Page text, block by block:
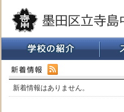
新着情報はありません。